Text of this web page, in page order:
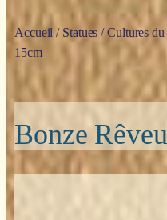
Accueil / Statues /Cultures du
15cm
Bonze